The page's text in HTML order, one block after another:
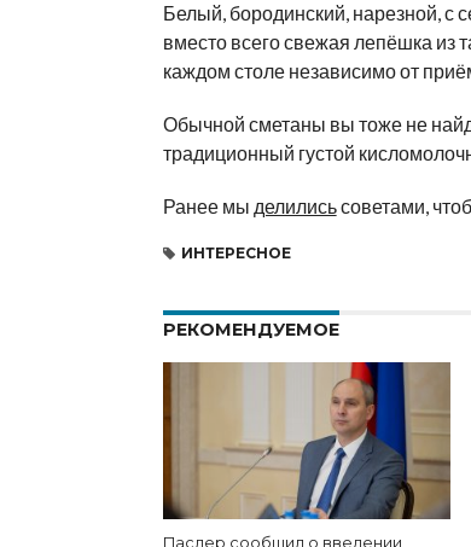
Белый, бородинский, нарезной, с
вместо всего свежая лепёшка из
каждом столе независимо от
Обычной сметаны вы тоже не
традиционный густой
Ранее мы делилисьсоветами,
ИНТЕРЕСНОЕ
РЕКОМЕНДУЕМОЕ
Паслер сообщил о введении